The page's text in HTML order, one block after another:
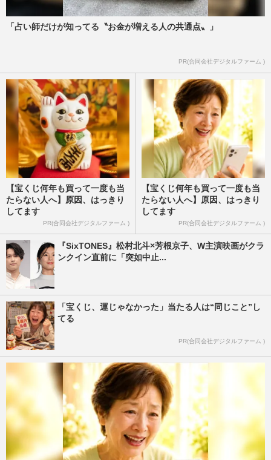
「占い師だけが知ってる〝お金が増える人の共通点〟」
PR(合同会社デジタルファーム )
【宝くじ何年も買って一度も当
たらない人へ】原因、はっきり
してます
PR(合同会社デジタルファーム )
【宝くじ何年も買って一度も当
たらない人へ】原因、はっきり
してます
PR(合同会社デジタルファーム )
『SixTONES』松村北斗×芳根京子、W主演映画がクラ
ンクイン直前に「突如中止...
「宝くじ、運じゃなかった」当たる人は“同じこと”し
てる
PR(合同会社デジタルファーム )